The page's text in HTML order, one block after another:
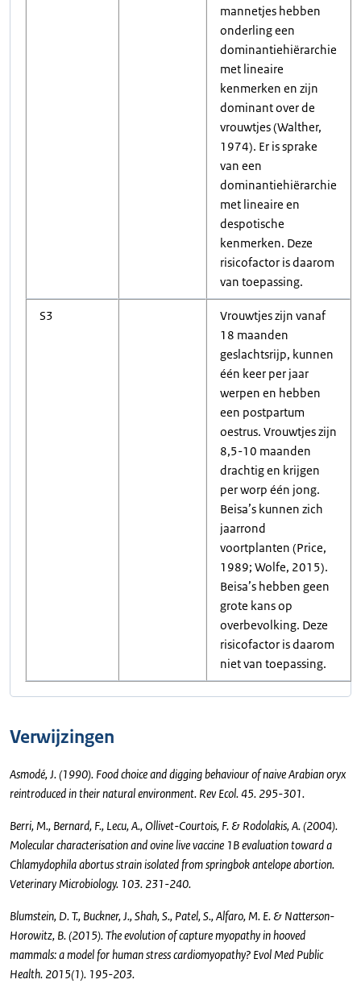
mannetjes hebben
onderling een
dominantiehiërarchie
met lineaire
kenmerken en zijn
dominant over de
vrouwtjes (Walther,
1974). Er is sprake
van een
dominantiehiërarchie
met lineaire en
despotische
kenmerken. Deze
risicofactor is daarom
van toepassing.
S3
Vrouwtjes zijn vanaf
18 maanden
geslachtsrijp, kunnen
één keer per jaar
werpen en hebben
een postpartum
oestrus. Vrouwtjes zijn
8,5-10 maanden
drachtig en krijgen
per worp één jong.
Beisa’s kunnen zich
jaarrond
voortplanten (Price,
1989; Wolfe, 2015).
Beisa’s hebben geen
grote kans op
overbevolking. Deze
risicofactor is daarom
niet van toepassing.
Verwijzingen
Asmodé, J. (1990). Food choice and digging behaviour of naive Arabian oryx
reintroduced in their natural environment. Rev Ecol. 45. 295-301.
Berri, M., Bernard, F., Lecu, A., Ollivet-Courtois, F. & Rodolakis, A. (2004).
Molecular characterisation and ovine live vaccine 1B evaluation toward a
Chlamydophila abortus strain isolated from springbok antelope abortion.
Veterinary Microbiology. 103. 231-240.
Blumstein, D. T., Buckner, J., Shah, S., Patel, S., Alfaro, M. E. & Natterson-
Horowitz, B. (2015). The evolution of capture myopathy in hooved
mammals: a model for human stress cardiomyopathy? Evol Med Public
Health. 2015(1). 195-203.